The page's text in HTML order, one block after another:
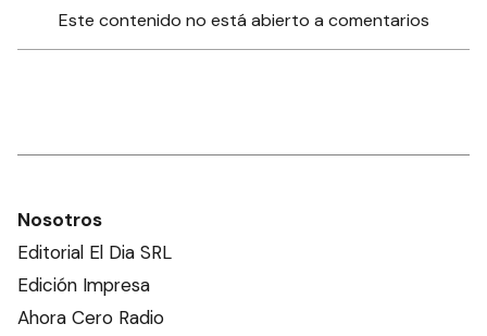
Este contenido no está abierto a comentarios
Nosotros
Editorial El Dia SRL
Edición Impresa
Ahora Cero Radio